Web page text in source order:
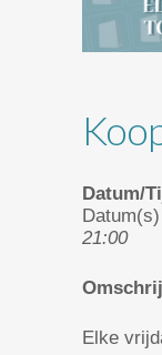
Datum/
21:00
Elke